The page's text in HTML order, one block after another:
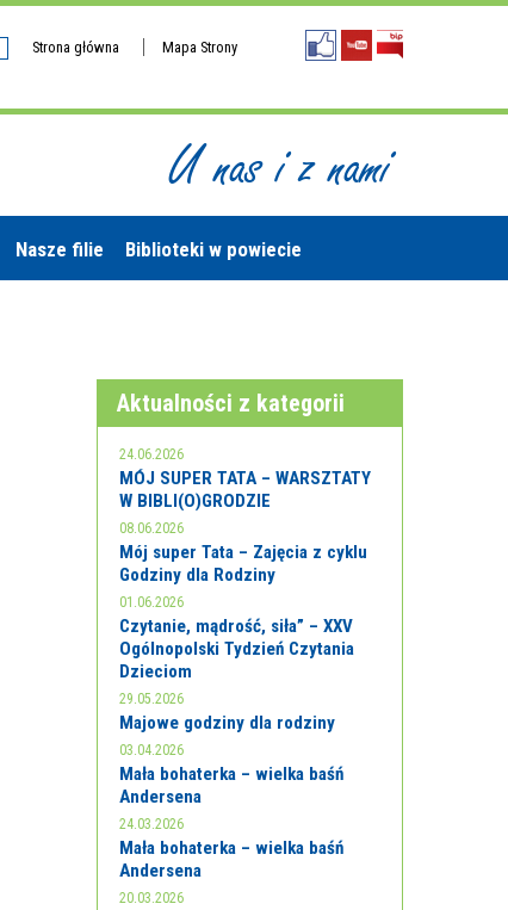
Strona główna Mapa Strony
U nas i z nami
Nasze filie Biblioteki w powiecie
Aktualności z kategorii
24.06.2026
MÓJ SUPER TATA – WARSZTATY
W BIBLI(O)GRODZIE
08.06.2026
Mój super Tata – Zajęcia z cyklu
Godziny dla Rodziny
01.06.2026
Czytanie, mądrość, siła” – XXV
Ogólnopolski Tydzień Czytania
Dzieciom
29.05.2026
Majowe godziny dla rodziny
03.04.2026
Mała bohaterka – wielka baśń
Andersena
24.03.2026
Mała bohaterka – wielka baśń
Andersena
20.03.2026